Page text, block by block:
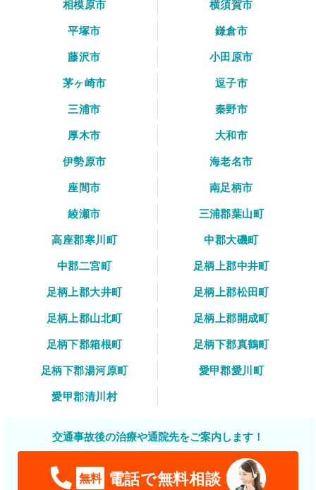
相模原市
横須賀市
平塚市
鎌倉市
藤沢市
小田原市
茅ヶ崎市
逗子市
三浦市
秦野市
厚木市
大和市
伊勢原市
海老名市
座間市
南足柄市
綾瀬市
三浦郡葉山町
高座郡寒川町
中郡大磯町
中郡二宮町
足柄上郡中井町
足柄上郡大井町
足柄上郡松田町
足柄上郡山北町
足柄上郡開成町
足柄下郡箱根町
足柄下郡真鶴町
足柄下郡湯河原町
愛甲郡愛川町
愛甲郡清川村
交通事故後の治療や通院先をご案内します！
無料 電話で無料相談